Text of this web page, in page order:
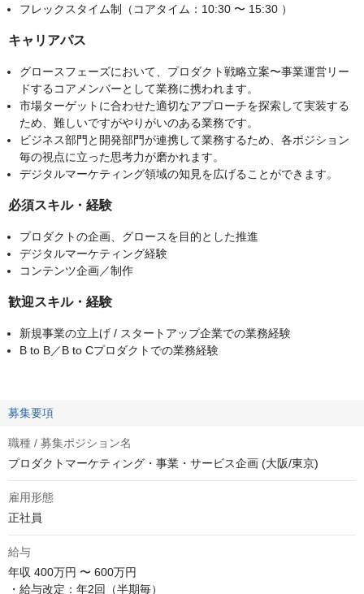
フレックスタイム制（コアタイム：10:30 〜 15:30 ）
キャリアパス
グロースフェーズにおいて、プロダクト戦略立案〜事業運営リー
ドするコアメンバーとして業務に携われます。
市場ターゲットに合わせた適切なアプローチを探索して実装する
ため、難しいですがやりがいのある業務です。
ビジネス部門と開発部門が連携して業務するため、各ポジション
毎の視点に立った思考力が磨かれます。
デジタルマーケティング領域の知見を広げることができます。
必須スキル・経験
プロダクトの企画、グロースを目的とした推進
デジタルマーケティング経験
コンテンツ企画／制作
歓迎スキル・経験
新規事業の立上げ / スタートアップ企業での業務経験
B to B／B to Cプロダクトでの業務経験
募集要項
職種 / 募集ポジション名
プロダクトマーケティング・事業・サービス企画 (大阪/東京)
雇用形態
正社員
給与
年収 400万円 〜 600万円
・給与改定：年2回（半期毎）